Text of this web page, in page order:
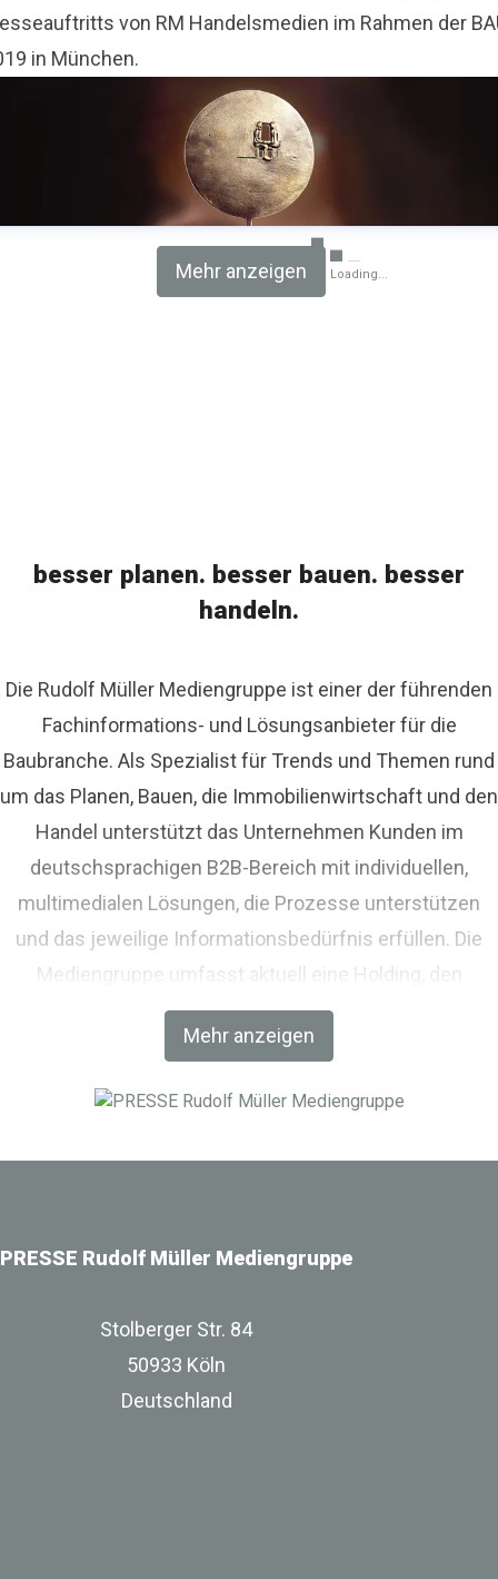
von RM Handelsmedien im Rahmen der
in München.
Mehr anzeigen Loading...
besser planen. besser bauen. besser
handeln.
Mehr anzeigen
Die Rudolf Müller Mediengruppe ist einer der führenden
Fachinformations- und Lösungsanbieter für die
Baubranche. Als Spezialist für Trends und Themen rund
um das Planen, Bauen, die Immobilienwirtschaft und den
Handel unterstützt das Unternehmen Kunden im
deutschsprachigen B2B-Bereich mit individuellen,
multimedialen Lösungen, die Prozesse unterstützen
und das jeweilige Informationsbedürfnis erfüllen. Die
Mediengruppe umfasst aktuell eine Holding, den
World MUNICH eine Netzwerkplattform für Akteure der
Infrastrukturbereich.
PRESSE Rudolf Müller Mediengruppe
Stolberger Str. 84
50933 Köln
Deutschland